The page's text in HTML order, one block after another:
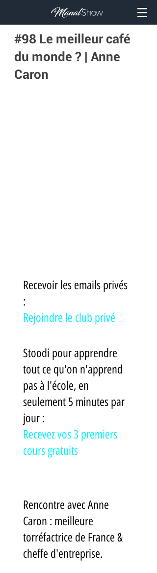
#98 Le meilleur café
du monde ? | Anne
Caron
Recevoir les emails privés
:
Rejoindre le club privé
Stoodi pour apprendre
tout ce qu'on n'apprend
pas à l'école, en
seulement 5 minutes par
jour :
Recevez vos 3 premiers
cours gratuits
Rencontre avec Anne
Caron : meilleure
torréfactrice de France &
cheffe d'entreprise.